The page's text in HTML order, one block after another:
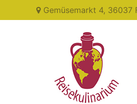
to
Gemüsemarkt 4, 36037
Reisekulinarium
Genießen